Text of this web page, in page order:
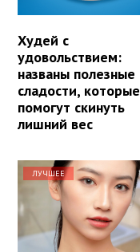
Худей с
удовольствием:
названы полезные
сладости, которые
помогут скинуть
лишний вес
ЛУЧШЕЕ